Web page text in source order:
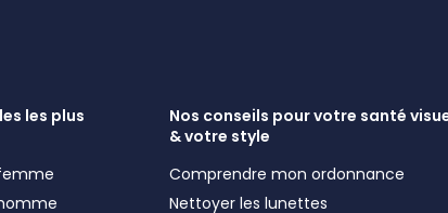
les plus
Nos conseils pour votre santé
& votre style
Comprendre mon ordonnance
Nettoyer les lunettes